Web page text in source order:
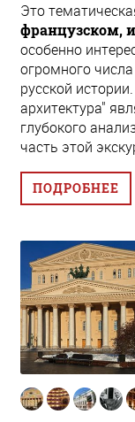
Это
французском,
особенно
огромного
русской
архитектура"
глубокого
часть этой
ПОДРОБНЕЕ